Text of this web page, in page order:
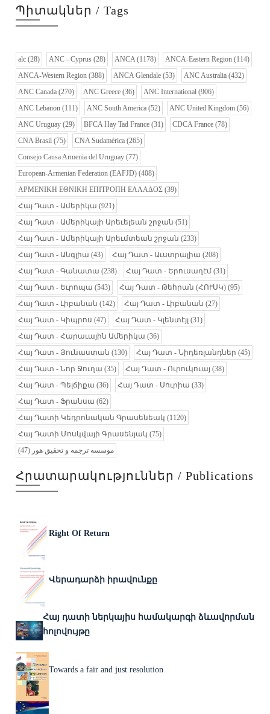
Պիտակներ / Tags
alc (28) ANC - Cyprus (28) ANCA(1178) ANCA-Eastern Region (114)
ANCA-Western Region (388) ANCA Glendale (53) ANC Australia (432)
ANC Canada (270) ANC Greece (36) ANC International (906)
ANC Lebanon (111) ANC South America (52) ANC United Kingdom (56)
ANC Uruguay (29) BFCA Hay Tad France (31) CDCA France (78)
CNA Brasil (75) CNA Sudamérica (265)
Consejo Causa Armenia del Uruguay (77)
European-Armenian Federation (EAFJD) (408)
ΑΡΜΕΝΙΚΗ ΕΘΝΙΚΗ ΕΠΙΤΡΟΠΗ ΕΛΛΑΔΟΣ (39)
Հայ Դատ - Ամերիկա (921)
Հայ Դատ - Ամերիկայի Արեւելեան շրջան (51)
Հայ Դատ - Ամերիկայի Արեւմտեան շրջան (233)
Հայ Դատ - Անգլիա (43) Հայ Դատ - Աւստրալիա (208)
Հայ Դատ - Գանատա (238) Հայ Դատ - Երուսաղէմ (31)
Հայ Դատ - Եւրոպա (543) Հայ Դատ - Թեհրան (ՀՈՒՍԿ) (95)
Հայ Դատ - Լիբանան (142) Հայ Դատ - Լիբանան (27)
Հայ Դատ - Կիպրոս (47) Հայ Դատ - Կլենտէյլ (31)
Հայ Դատ - Հարաւային Ամերիկա (36)
Հայ Դատ - Յունաստան (130) Հայ Դատ - Նիդեռլանդներ (45)
Հայ Դատ - Նոր Ջուղա (35) Հայ Դատ - Ուրուկուայ (38)
Հայ Դատ - Պելճիքա (36) Հայ Դատ - Սուրիա (33)
Հայ Դատ - Ֆրանսա (62)
Հայ Դատի Կեդրոնական Գրասենեակ (1120)
Հայ Դատի Մոսկվայի Գրասենյակ (75)
موسسه ترجمه و تحقیق هور (47)
Հրատարակություններ / Publications
Right Of Return
Վերադարձի իրավունքը
Հայ դատի ներկայիս համակարգի ձևավորման
հոլովույթը
Towards a fair and just resolution